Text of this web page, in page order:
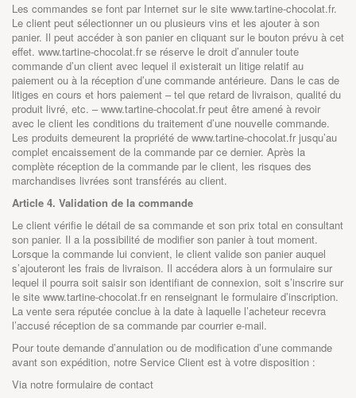
Les commandes se font par Internet sur le site www.tartine-chocolat.fr.
Le client peut sélectionner un ou plusieurs vins et les ajouter à son
panier. Il peut accéder à son panier en cliquant sur le bouton prévu à cet
effet. www.tartine-chocolat.fr se réserve le droit d’annuler toute
commande d’un client avec lequel il existerait un litige relatif au
paiement ou à la réception d’une commande antérieure. Dans le cas de
litiges en cours et hors paiement – tel que retard de livraison, qualité du
produit livré, etc. –www.tartine-chocolat.fr peut être amené à revoir
avec le client les conditions du traitement d’une nouvelle commande.
Les produits demeurent la propriété de www.tartine-chocolat.fr jusqu’au
complet encaissement de la commande par ce dernier. Après la
complète réception de la commande par le client, les risques des
marchandises livrées sont transférés au client.
Article 4. Validation de la commande
Le client vérifie le détail de sa commande et son prix total en consultant
son panier. Il a la possibilité de modifier son panier à tout moment.
Lorsque la commande lui convient, le client valide son panier auquel
s’ajouteront les frais de livraison. Il accédera alors à un formulaire sur
lequel il pourra soit saisir son identifiant de connexion, soit s’inscrire sur
le site www.tartine-chocolat.fr en renseignant le formulaire d’inscription.
La vente sera réputée conclue à la date à laquelle l’acheteur recevra
l’accusé réception de sa commande par courrier e-mail.
Pour toute demande d’annulation ou de modification d’une commande
avant son expédition, notre Service Client est à votre disposition :
Via notre formulaire de contact